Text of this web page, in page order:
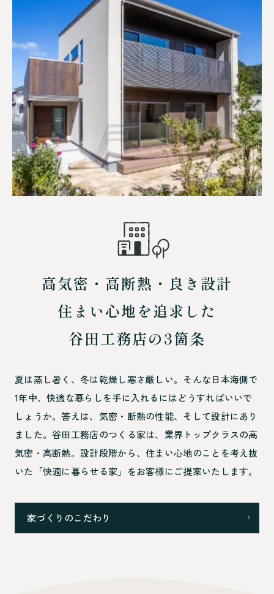
高気密・高断熱・良き設計
住まい心地を追求した
谷田工務店の3箇条
夏は蒸し暑く、冬は乾燥し寒さ厳しい。そんな日本海側で
1年中、快適な暮らしを手に入れるにはどうすればいいで
しょうか。答えは、気密・断熱の性能、そして設計にあり
ました。谷田工務店のつくる家は、業界トップクラスの高
気密・高断熱。設計段階から、住まい心地のことを考え抜
いた「快適に暮らせる家」をお客様にご提案いたします。
家づくりのこだわり